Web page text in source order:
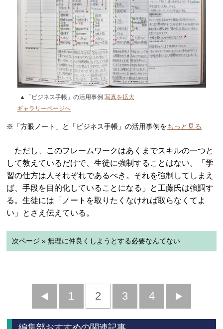
▲「ビジネス手帳」の活用事例 写真を拡大
ギャラリーページへ
※「方眼ノート」と「ビジネス手帳」の活用事例をもっと見る
ただし、このフレームワークはあくまでスキルの一つと
して教えているだけで、生徒に強制することはない。「学
習の仕方は人それぞれであるべき。それを強制してしまえ
ば、手段を目的化していることになる」と工藤氏は強調す
る。生徒には「ノートを取りたくなければ取らなくてよ
い」とさえ伝えている。
次ページ » 無理に仲良くしようとする必要なんてない
前
へ
1 2 3 4
へ